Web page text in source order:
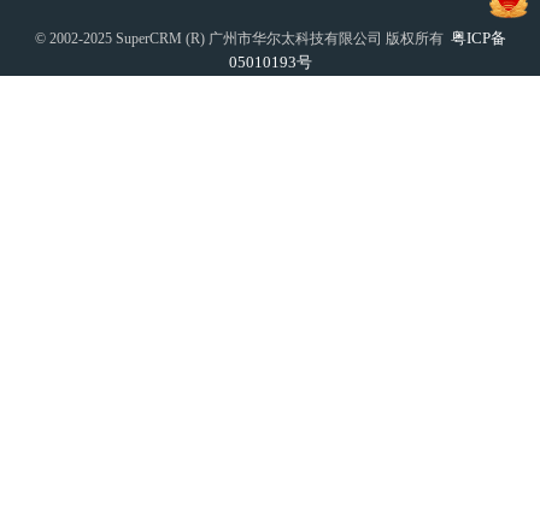
© 2002-2025 SuperCRM (R) 广州市华尔太科技有限公司 版权所有 粤ICP备
05010193号